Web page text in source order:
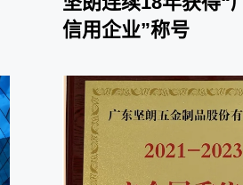
信用企业”称号